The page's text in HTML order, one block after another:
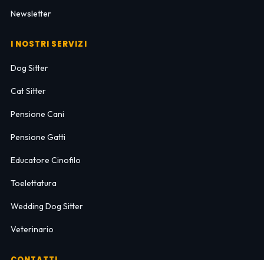
Newsletter
I NOSTRI SERVIZI
Dog Sitter
Cat Sitter
Pensione Cani
Pensione Gatti
Educatore Cinofilo
Toelettatura
Wedding Dog Sitter
Veterinario